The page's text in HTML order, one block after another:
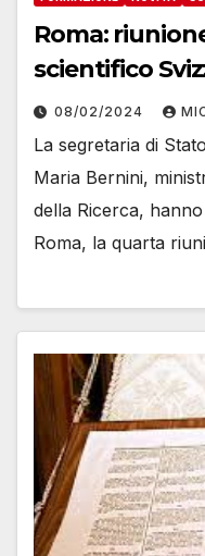
Roma:
scientifico
08/02/2024
La segretaria di
Maria Bernini,
della Ricerca,
Roma, la quarta